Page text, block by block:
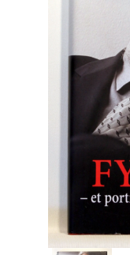
Fantasy
Filosofi
Historie